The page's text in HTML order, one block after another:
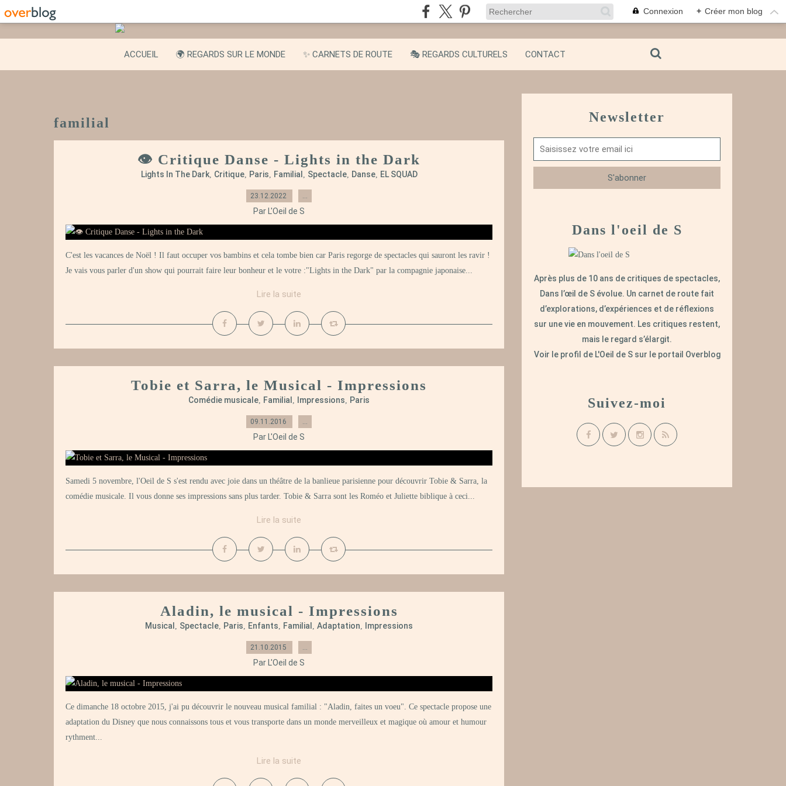
Connexion + Créer mon blog
ACCUEIL 🌍 REGARDS SUR LE MONDE ✨ CARNETS DE ROUTE 🎭 REGARDS CULTURELS CONTACT
familial
👁️ Critique Danse - Lights in the Dark
Lights In The Dark, Critique, Paris, Familial , Spectacle, Danse, EL SQUAD
23.12.2022 …
Par L'Oeil de S
C'est les vacances de Noël ! Il faut occuper vos bambins et cela tombe bien car Paris regorge de spectacles qui sauront les ravir !
Je vais vous parler d'un show qui pourrait faire leur bonheur et le votre :"Lights in the Dark" par la compagnie japonaise...
Lire la suite
Tobie et Sarra, le Musical - Impressions
Comédie musicale, Familial , Impressions, Paris
09.11.2016 …
Par L'Oeil de S
Samedi 5 novembre, l'Oeil de S s'est rendu avec joie dans un théâtre de la banlieue parisienne pour découvrir Tobie & Sarra, la
comédie musicale. Il vous donne ses impressions sans plus tarder. Tobie & Sarra sont les Roméo et Juliette biblique à ceci...
Lire la suite
Aladin, le musical - Impressions
Musical , Spectacle, Paris, Enfants, Familial , Adaptation, Impressions
21.10.2015 …
Par L'Oeil de S
Ce dimanche 18 octobre 2015, j'ai pu découvrir le nouveau musical familial : "Aladin, faites un voeu". Ce spectacle propose une
adaptation du Disney que nous connaissons tous et vous transporte dans un monde merveilleux et magique où amour et humour
rythment...
Lire la suite
Newsletter
Dans l'oeil de S
Après plus de 10 ans de critiques de spectacles,
Dans l’œil de S évolue. Un carnet de route fait
d’explorations, d’expériences et de réflexions
sur une vie en mouvement. Les critiques restent,
mais le regard s’élargit.
Voir le profil de L'Oeil de Ssur le portail Overblog
Suivez-moi